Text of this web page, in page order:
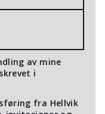
av mine
i
fra Hellvik